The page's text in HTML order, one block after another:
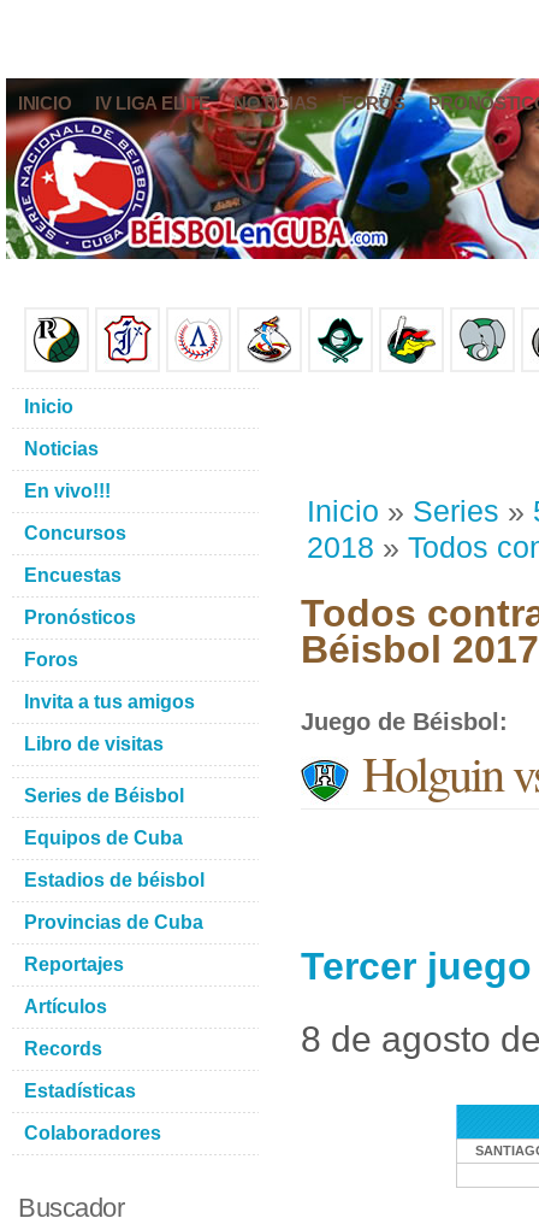
INICIO IV LIGA ELITE NOTICIAS FOROS
Inicio » Series »
2018 » Todos
Todos
Béisbol
Juego de Béisbol :
Holguin
Tercer
8 de agosto
Inicio
Noticias
En vivo!!!
Concursos
Encuestas
Pronósticos
Foros
Invita a tus amigos
Libro de visitas
Series de Béisbol
Equipos de Cuba
Estadios de béisbol
Provincias de Cuba
Reportajes
Artículos
Records
Estadísticas
Colaboradores
Buscador